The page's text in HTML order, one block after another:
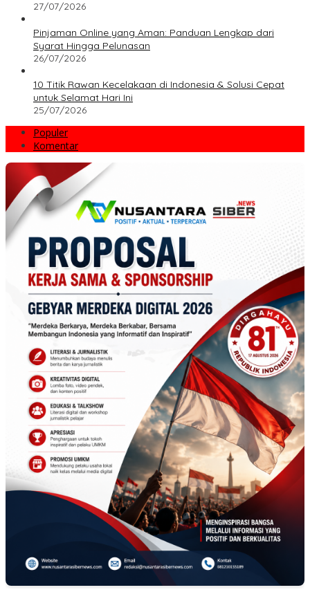
27/07/2026
Pinjaman Online yang Aman: Panduan Lengkap dari
Syarat Hingga Pelunasan
26/07/2026
10 Titik Rawan Kecelakaan di Indonesia & Solusi Cepat
untuk Selamat Hari Ini
25/07/2026
Populer
Komentar